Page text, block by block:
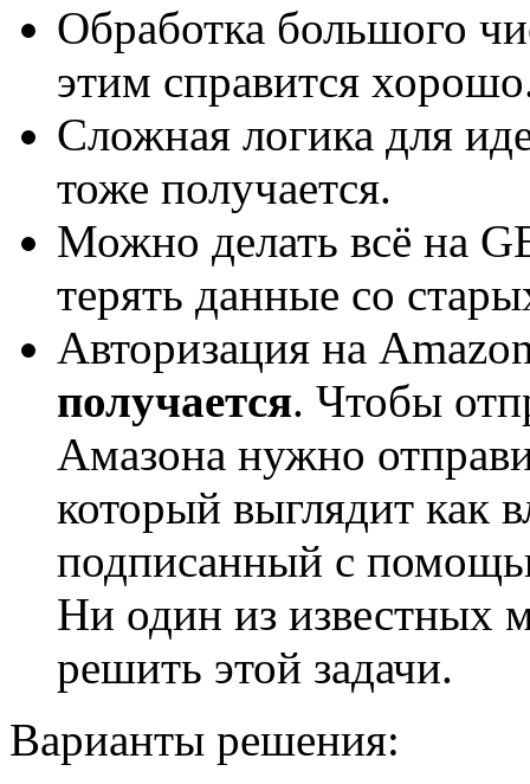
Обработка большого
этим справится
Сложная логика для
тоже получается.
Можно делать всё на
терять данные со
Авторизация на
получается. Чтобы
Амазона нужно
который выглядит как
подписанный с
Ни один из известных
решить этой задачи.
Варианты решения: